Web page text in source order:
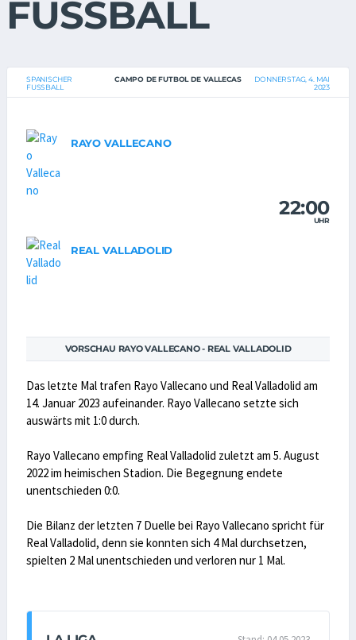
FUSSBALL
SPANISCHER
FUSSBALL
CAMPO DE FUTBOL DE VALLECAS
DONNERSTAG, 4. MAI
2023
RAYO VALLECANO
22:00
UHR
REAL VALLADOLID
VORSCHAU RAYO VALLECANO - REAL VALLADOLID
Das letzte Mal trafen Rayo Vallecano und Real Valladolid am
14. Januar 2023 aufeinander. Rayo Vallecano setzte sich
auswärts mit 1:0 durch.
Rayo Vallecano empfing Real Valladolid zuletzt am 5. August
2022 im heimischen Stadion. Die Begegnung endete
unentschieden 0:0.
Die Bilanz der letzten 7 Duelle bei Rayo Vallecano spricht für
Real Valladolid, denn sie konnten sich 4 Mal durchsetzen,
spielten 2 Mal unentschieden und verloren nur 1 Mal.